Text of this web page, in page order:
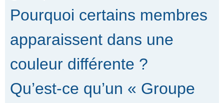
Pourquoi certains membres
apparaissent dans une
couleur différente ?
Qu’est-ce qu’un « Groupe